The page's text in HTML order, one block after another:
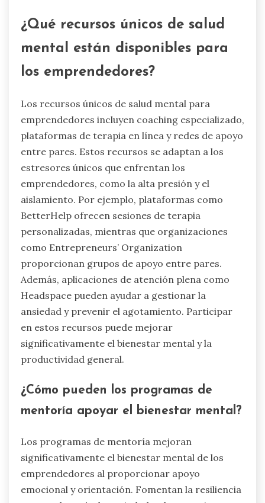
¿Qué recursos únicos de salud
mental están disponibles para
los emprendedores?
Los recursos únicos de salud mental para
emprendedores incluyen coaching especializado,
plataformas de terapia en línea y redes de apoyo
entre pares. Estos recursos se adaptan a los
estresores únicos que enfrentan los
emprendedores, como la alta presión y el
aislamiento. Por ejemplo, plataformas como
BetterHelp ofrecen sesiones de terapia
personalizadas, mientras que organizaciones
como Entrepreneurs’ Organization
proporcionan grupos de apoyo entre pares.
Además, aplicaciones de atención plena como
Headspace pueden ayudar a gestionar la
ansiedad y prevenir el agotamiento. Participar
en estos recursos puede mejorar
significativamente el bienestar mental y la
productividad general.
¿Cómo pueden los programas de
mentoría apoyar el bienestar mental?
Los programas de mentoría mejoran
significativamente el bienestar mental de los
emprendedores al proporcionar apoyo
emocional y orientación. Fomentan la resiliencia